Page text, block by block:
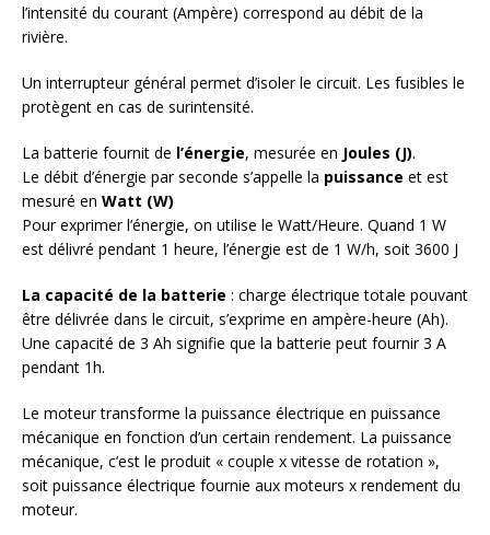
l’intensité du courant (Ampère) correspond au débit de la
rivière.
Un interrupteur général permet d’isoler le circuit. Les fusibles le
protègent en cas de surintensité.
La batterie fournit de l’énergie, mesurée en Joules (J).
Le débit d’énergie par seconde s’appelle la puissance et est
mesuré en Watt (W)
Pour exprimer l’énergie, on utilise le Watt/Heure. Quand 1 W
est délivré pendant 1 heure, l’énergie est de 1 W/h, soit 3600 J
La capacité de la batterie : charge électrique totale pouvant
être délivrée dans le circuit, s’exprime en ampère-heure (Ah).
Une capacité de 3 Ah signifie que la batterie peut fournir 3 A
pendant 1h.
Le moteur transforme la puissance électrique en puissance
mécanique en fonction d’un certain rendement. La puissance
mécanique, c’est le produit « couple x vitesse de rotation »,
soit puissance électrique fournie aux moteurs x rendement du
moteur.